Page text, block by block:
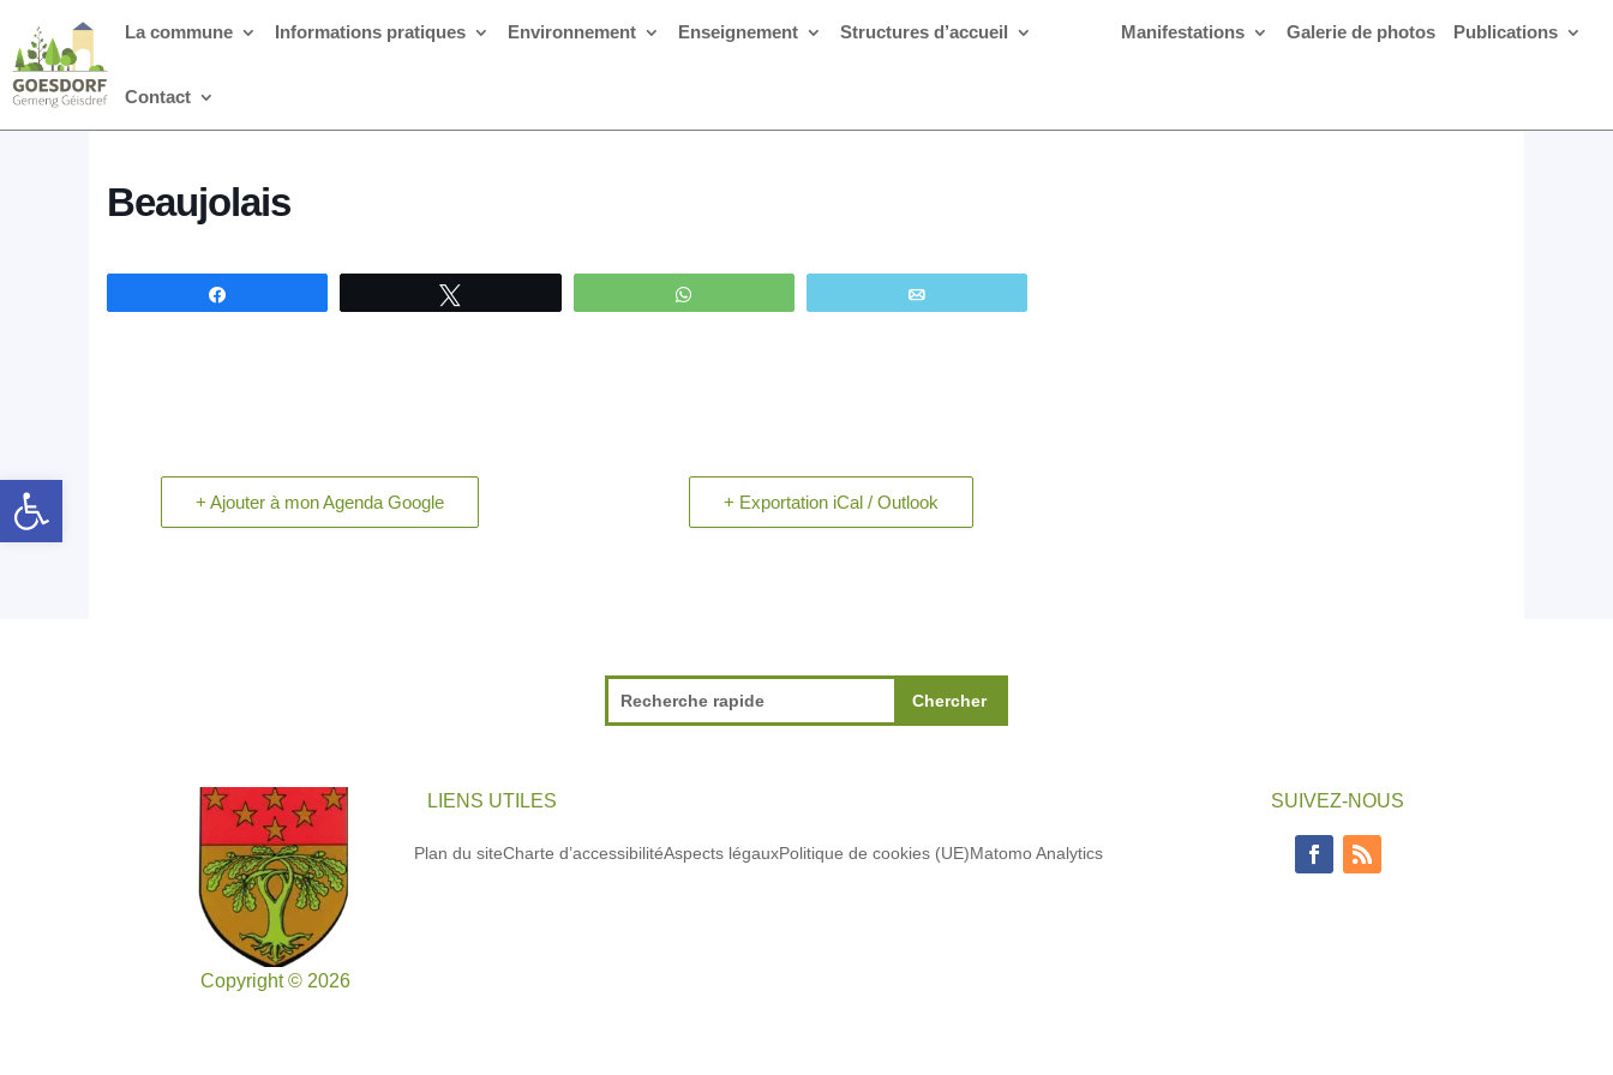
La commune Informations pratiques Environnement Enseignement Structures d’accueil Manifestations Galerie de photos Publications
Contact
Beaujolais
+ Ajouter à mon Agenda Google + Exportation iCal / Outlook
Copyright © 2026
LIENS UTILES
Plan du siteCharte d’accessibilitéAspects légauxPolitique de cookies (UE)Matomo Analytics
SUIVEZ-NOUS
Ouvrir la barre d’outils